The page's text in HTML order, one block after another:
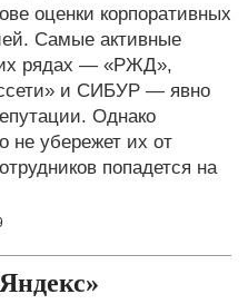
оценки корпоративных
Самые активные
рядах — «РЖД»,
и СИБУР — явно
Однако
не убережет их от
попадется на